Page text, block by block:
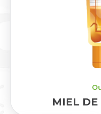
MIEL DE